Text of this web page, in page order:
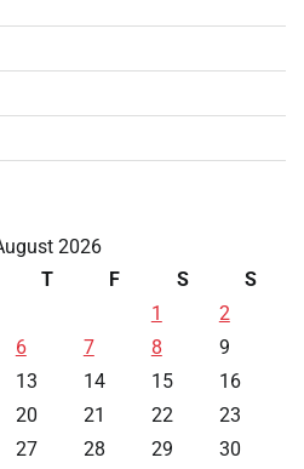
2026
T F S
S
1
2
6 7 8
9
13 14 15
16
20 21 22
23
27 28 29
30